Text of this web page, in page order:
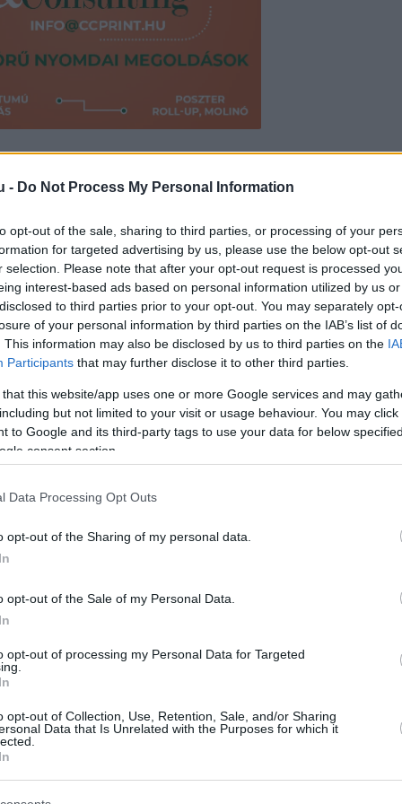
- Do Not Process My Personal Information
opt-out of the sale, sharing to third parties, or processing of your
for targeted advertising by us, please use the below opt-out
selection. Please note that after your opt-out request is processed
interest-based ads based on personal information utilized by us
to third parties prior to your opt-out. You may separately
of your personal information by third parties on the IAB’s list of
This information may also be disclosed by us to third parties on the
Participants that may further disclose it to other third parties.
that this website/app uses one or more Google services and may
but not limited to your visit or usage behaviour. You may
to Google and its third-party tags to use your data for below
consent section.
Data Processing Opt Outs
opt-out of the Sharing of my personal data.
opt-out of the Sale of my Personal Data.
opt-out of processing my Personal Data for Targeted
opt-out of Collection, Use, Retention, Sale, and/or Sharing
Data that Is Unrelated with the Purposes for which it
Team pilótája pontosan tudja, hogy a fiatalok az
éhesen várni a Forma-1-es lehetőségre. Én
olyan régnek. Értem is, tiszteletben tartom” –
feleslegesen foglal egy ülést, nem akar
.
ehhez túlságosan tisztelem az
viszont egyelőre nem érzem ezt, de ha
illet, nagyjából egy éve megkaptam az utolsó
is adok, az ifjoncok pedig várjanak a sorukra,
akkor távozik, de egyelőre nem érzi, hogy itt
akarnék foglalni egy F1-es helyet, ha már nem
Szóvalmegkapják majd a lehetőséget